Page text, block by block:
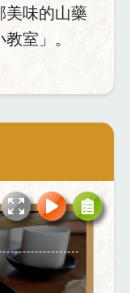
美味的山藥
室」。